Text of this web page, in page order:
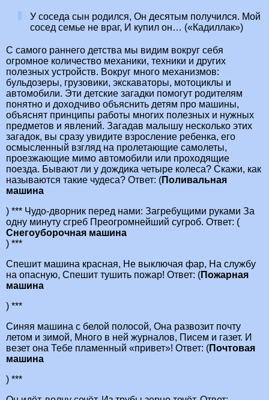
У соседа сын родился, Он десятым получился. Мой
сосед семье не враг, И купил он… («Кадиллак»)
С самого раннего детства мы видим вокруг себя
огромное количество механики, техники и других
полезных устройств. Вокруг много механизмов:
бульдозеры, грузовики, экскаваторы, мотоциклы и
автомобили. Эти детские загадки помогут родителям
понятно и доходчиво объяснить детям про машины,
объяснят принципы работы многих полезных и нужных
предметов и явлений. Загадав малышу несколько этих
загадок, вы сразу увидите взросление ребенка, его
осмысленный взгляд на пролетающие самолеты,
проезжающие мимо автомобили или проходящие
поезда. Бывают ли у дождика четыре колеса? Скажи, как
называются такие чудеса? Ответ: (Поливальная
машина
) *** Чудо-дворник перед нами: Загребущими руками За
одну минуту сгреб Преогромнейший сугроб. Ответ: (
Снегоуборочная машина
) ***
Спешит машина красная, Не выключая фар, На службу
на опасную, Спешит тушить пожар! Ответ: (Пожарная
машина
) ***
Синяя машина с белой полосой, Она развозит почту
летом и зимой, Много в ней журналов, Писем и газет. И
везет она Тебе пламенный «привет»! Ответ: (Почтовая
машина
) ***